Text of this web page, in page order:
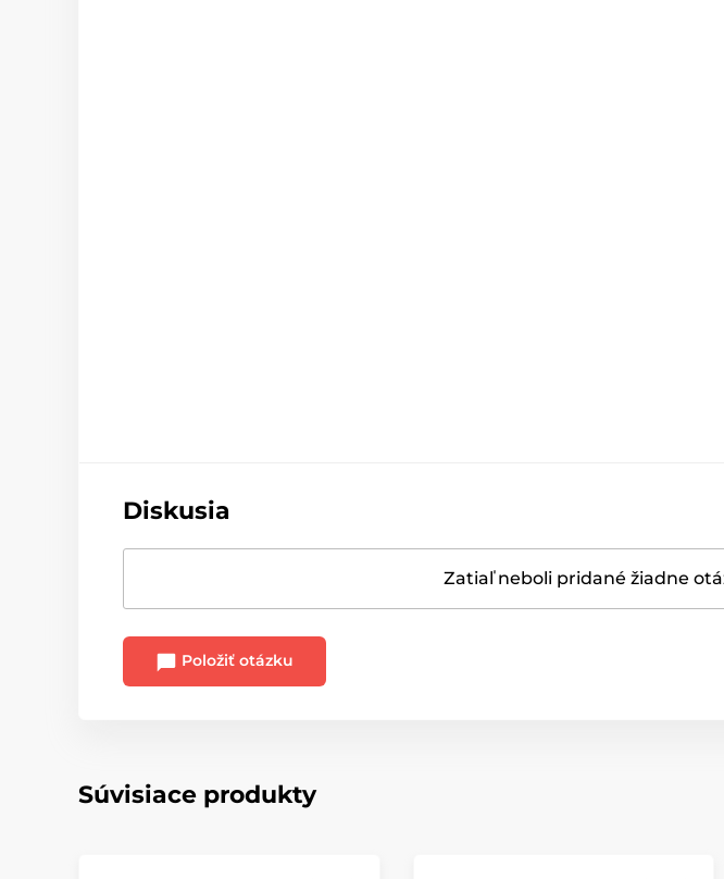
Diskusia
Zatiaľ neboli pridané žiadne
Položiť otázku
Súvisiace produkty